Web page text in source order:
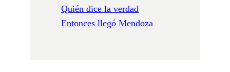
Quién dice la verdad
Entonces llegó Mendoza